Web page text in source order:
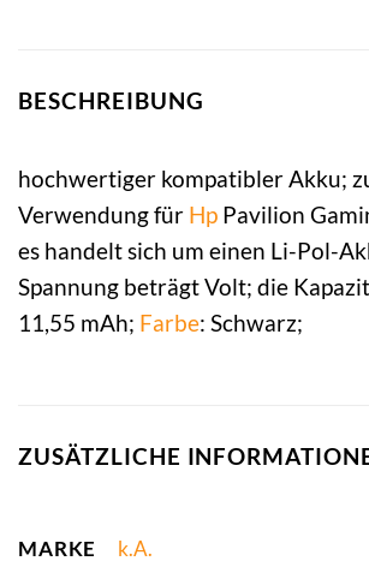
BESCHREIBUNG
hochwertiger kompatibler Akku;
Verwendung für Hp Pavilion
es handelt sich um einen Li-Pol-
Spannung beträgt Volt; die
11,55 mAh; Farbe: Schwarz;
ZUSÄTZLICHE
MARKE k.A.